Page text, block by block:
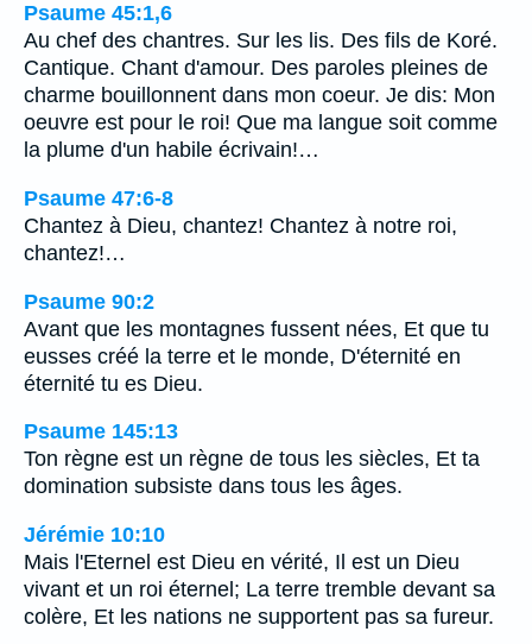
Psaume 45:1,6
Au chef des chantres. Sur les lis. Des fils de Koré.
Cantique. Chant d'amour. Des paroles pleines de
charme bouillonnent dans mon coeur. Je dis: Mon
oeuvre est pour le roi! Que ma langue soit comme
la plume d'un habile écrivain!…
Psaume 47:6-8
Chantez à Dieu, chantez! Chantez à notre roi,
chantez!…
Psaume 90:2
Avant que les montagnes fussent nées, Et que tu
eusses créé la terre et le monde, D'éternité en
éternité tu es Dieu.
Psaume 145:13
Ton règne est un règne de tous les siècles, Et ta
domination subsiste dans tous les âges.
Jérémie 10:10
Mais l'Eternel est Dieu en vérité, Il est un Dieu
vivant et un roi éternel; La terre tremble devant sa
colère, Et les nations ne supportent pas sa fureur.